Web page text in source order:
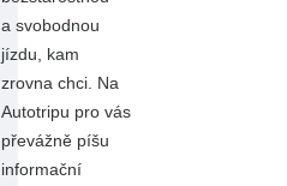
a svobodnou
jízdu, kam
zrovna chci. Na
Autotripu pro vás
převážně píšu
informační